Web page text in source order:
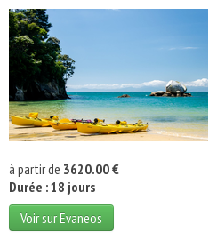
Destinations
Acteurs
Thèmes
à partir de 3620.00 €
Durée : 18 jours
Voir sur Evaneos